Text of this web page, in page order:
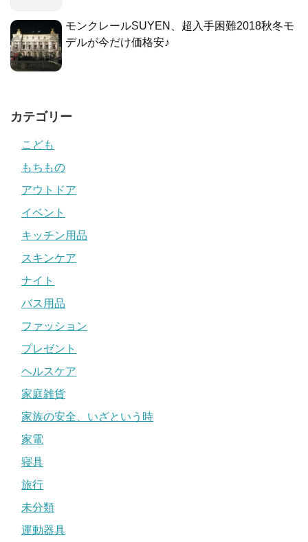
モンクレールSUYEN、超入手困難2018秋冬モ
デルが今だけ価格安♪
カテゴリー
こども
もちもの
アウトドア
イベント
キッチン用品
スキンケア
ナイト
バス用品
ファッション
プレゼント
ヘルスケア
家庭雑貨
家族の安全、いざという時
家電
寝具
旅行
未分類
運動器具